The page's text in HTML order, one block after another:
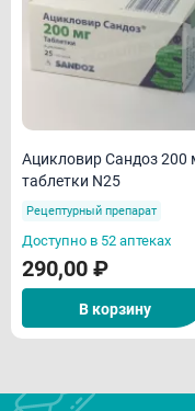
Ацикловир Сандоз 200 мг
таблетки N25
Рецептурный препарат
Доступно в 52 аптеках
290,00 ₽
В корзину